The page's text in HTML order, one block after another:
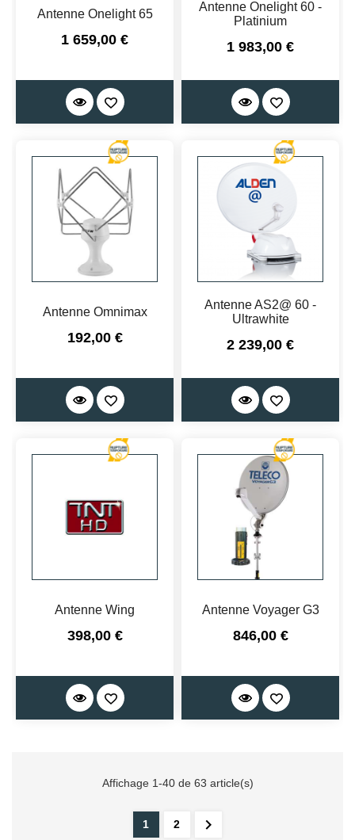
Antenne Onelight 65
Prix
1 659,00 €
Antenne Onelight 60 -
Platinium
Prix
1 983,00 €
Antenne Omnimax
Prix
192,00 €
Antenne AS2@ 60 -
Ultrawhite
Prix
2 239,00 €
Antenne Wing
Prix
398,00 €
Antenne Voyager G3
Prix
846,00 €
Affichage 1-40 de 63 article(s)
1 2 